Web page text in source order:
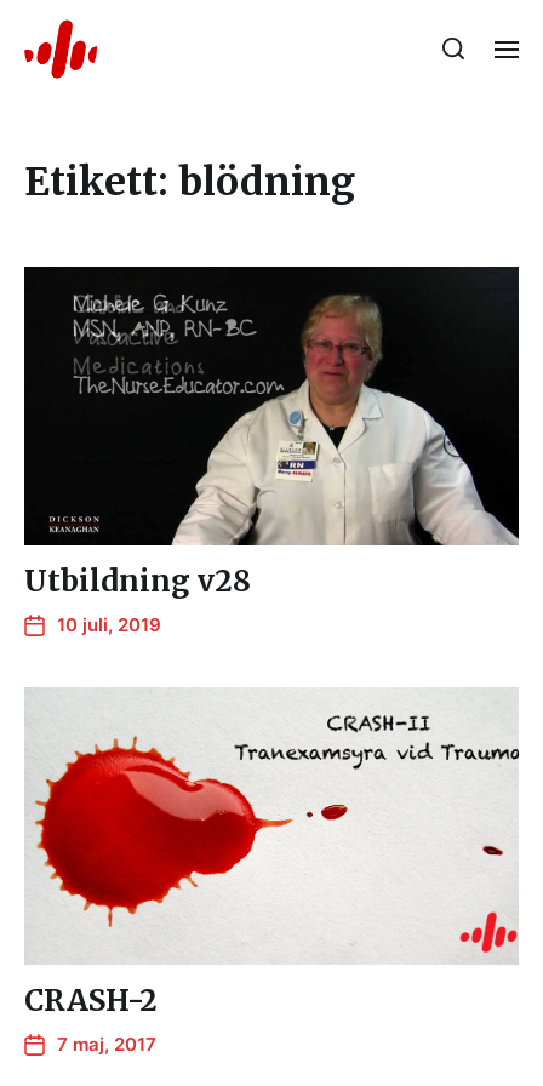
Etikett: blödning
Utbildning v28
10 juli, 2019
CRASH-2
7 maj, 2017